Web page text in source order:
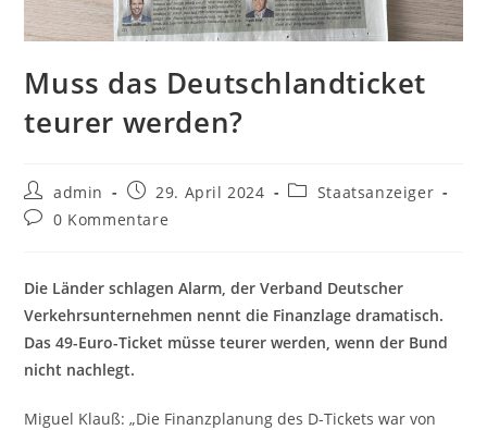
Muss das Deutschlandticket
teurer werden?
Beitrags-
Autor:
admin
Beitrag
veröffentlicht:
29. April 2024
Beitrags-
Staatsanzeiger
Beitrags-
0 Kommentare
Die Länder schlagen Alarm, der Verband Deutscher
Verkehrsunternehmen nennt die Finanzlage dramatisch.
Das 49-Euro-Ticket müsse teurer werden, wenn der Bund
nicht nachlegt.
Miguel Klauß: „Die Finanzplanung des D-Tickets war von